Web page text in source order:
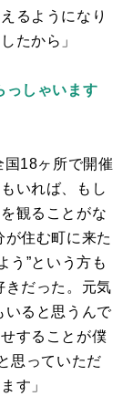
るようになり
たから」
っしゃいます
国18ヶ所で開催
いれば、もし
観ることがな
が住む町に来た
う”という方も
きだった。元気
いると思うんで
することが僕
思っていただ
す」